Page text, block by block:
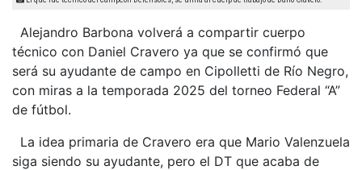
Alejandro Barbona volverá a compartir cuerpo
técnico con Daniel Cravero ya que se confirmó que
será su ayudante de campo en Cipolletti de Río Negro,
con miras a la temporada 2025 del torneo Federal “A”
de fútbol.
La idea primaria de Cravero era que Mario Valenzuela
siga siendo su ayudante, pero el DT que acaba de